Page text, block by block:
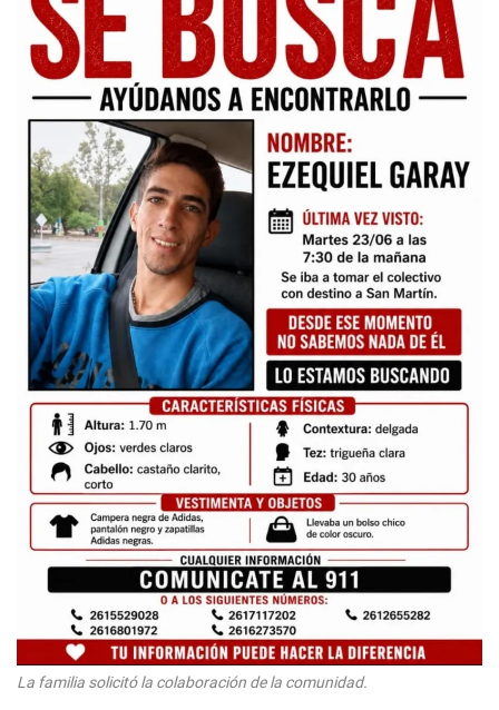
La familia solicitó la colaboración de la comunidad.